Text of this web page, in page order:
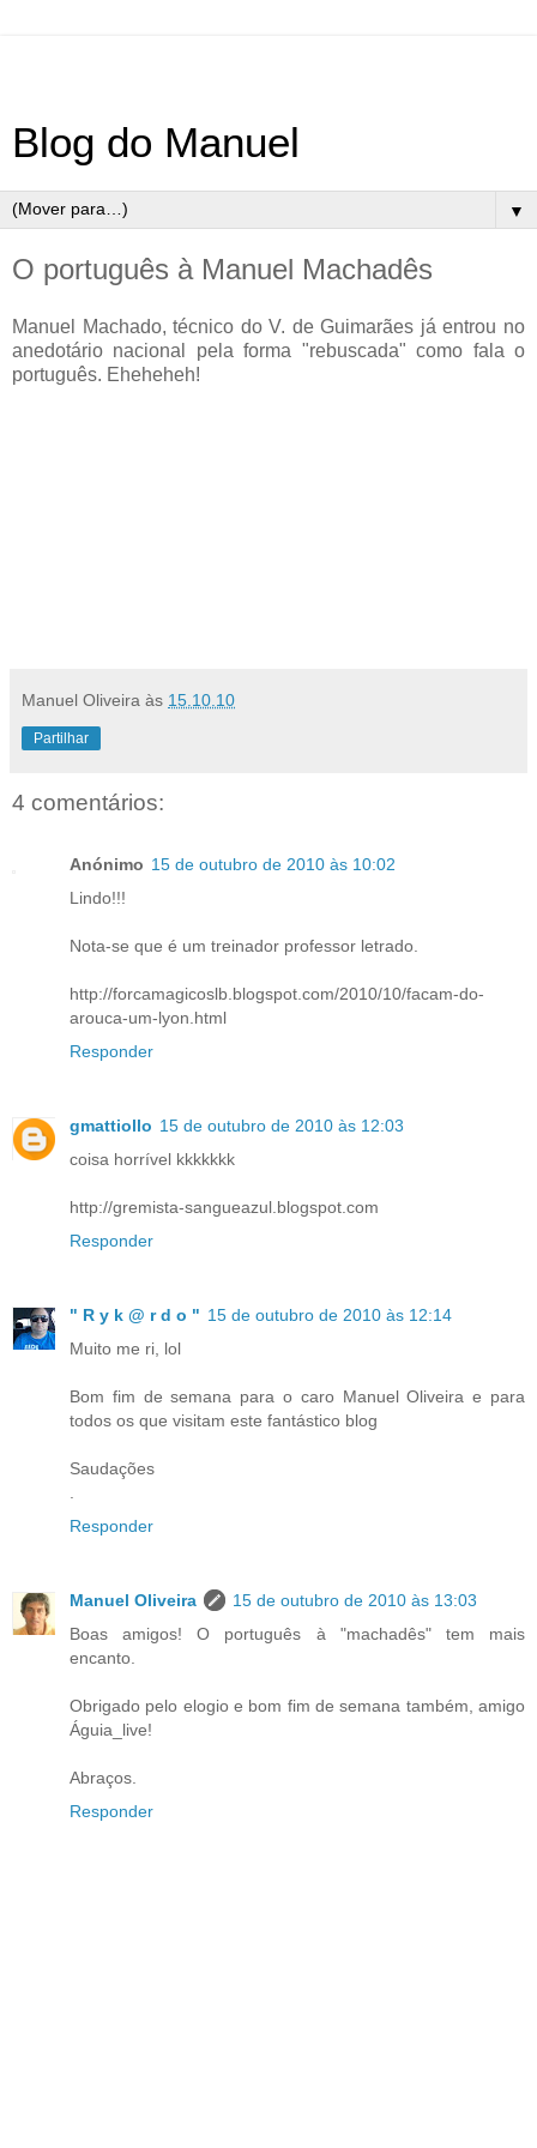
Blog do Manuel
▼
O português à Manuel Machadês
Manuel Machado, técnico do V. de Guimarães já entrou no
anedotário nacional pela forma "rebuscada" como fala o
português. Eheheheh!
Manuel Oliveira às 15.10.10
Partilhar
4 comentários:
Anónimo 15 de outubro de 2010 às 10:02
Lindo!!!
Nota-se que é um treinador professor letrado.
http://forcamagicoslb.blogspot.com/2010/10/facam-do-
arouca-um-lyon.html
Responder
gmattiollo 15 de outubro de 2010 às 12:03
coisa horrível kkkkkkk
http://gremista-sangueazul.blogspot.com
Responder
" R y k @ r d o " 15 de outubro de 2010 às 12:14
Muito me ri, lol
Bom fim de semana para o caro Manuel Oliveira e para
todos os que visitam este fantástico blog
Saudações
Responder
Manuel Oliveira
15 de outubro de 2010 às 13:03
Boas amigos! O português à "machadês" tem mais
encanto.
Obrigado pelo elogio e bom fim de semana também, amigo
Águia_live!
Abraços.
Responder